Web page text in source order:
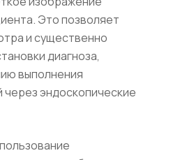
Это позволяет
и существенно
диагноза,
выполнения
через эндоскопические